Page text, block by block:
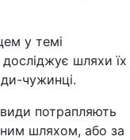
у темі
досліджує шляхи їх
чужинці.
потрапляють
шляхом, або за